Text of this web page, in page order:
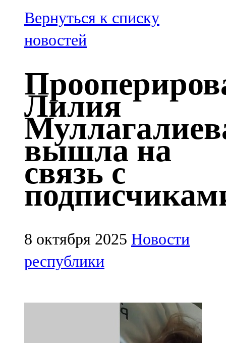
100,3 FM
Зәй
106,6 FM
Кадыбаш
105,2 FM
Казан
91,5 FM
Кайбыч
106,1 FM
Кама тамагы
71,51 FM
Кукмара
107,9 FM
Лениногорский
Вернуться к списку
новостей
Лилия
вышла на
связь с
8 октября 2025 Новости
республики